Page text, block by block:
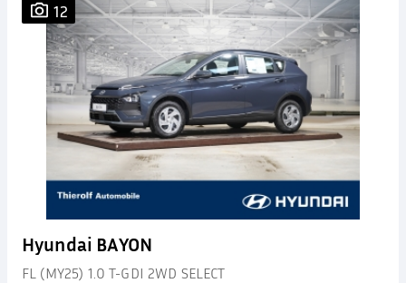
12
Hyundai BAYON
FL (MY25) 1.0 T-GDI 2WD SELECT